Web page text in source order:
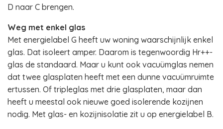
D naar C brengen.
Weg met enkel glas
Met energielabel G heeft uw woning waarschijnlijk enkel
glas. Dat isoleert amper. Daarom is tegenwoordig Hr++-
glas de standaard. Maar u kunt ook vacuümglas nemen
dat twee glasplaten heeft met een dunne vacuümruimte
ertussen. Of tripleglas met drie glasplaten, maar dan
heeft u meestal ook nieuwe goed isolerende kozijnen
nodig. Met glas- en kozijnisolatie zit u op energielabel B.